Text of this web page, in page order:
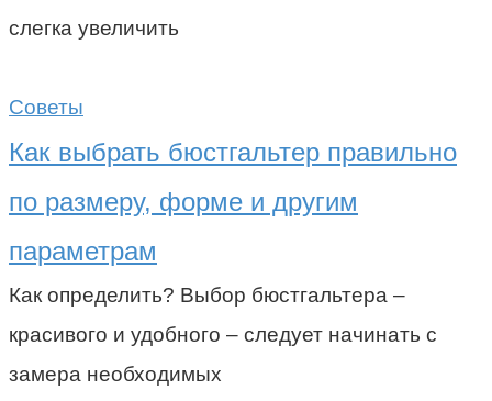
слегка увеличить
Советы
Как выбрать бюстгальтер правильно
по размеру, форме и другим
параметрам
Как определить? Выбор бюстгальтера –
красивого и удобного – следует начинать с
замера необходимых